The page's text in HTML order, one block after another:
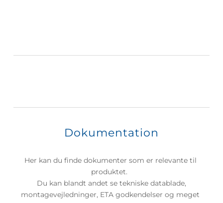
Dokumentation
Her kan du finde dokumenter som er relevante til
produktet.
montagevejledninger, ETA godkendelser og meget